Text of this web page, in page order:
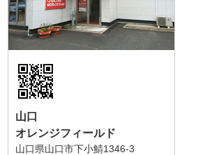
山口
オレンジフィールド
山口県山口市下小鯖1346-3